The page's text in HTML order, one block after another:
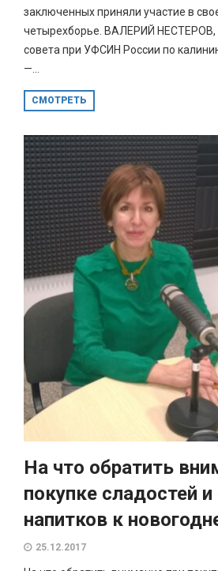
заключенных приняли участие в
четырехборье. ВАЛЕРИЙ НЕСТЕРОВ,
совета при УФСИН России по
—...
СМОТРЕТЬ
На что обратить
покупке сладостей
напитков к
25.12.2017